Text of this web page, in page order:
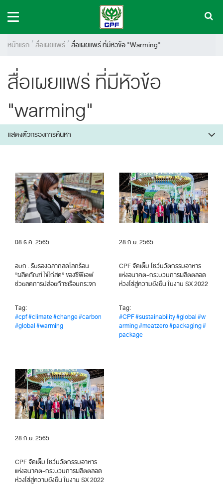
หน้าแรก สื่อเผยแพร่ สื่อเผยแพร่ ที่มีหัวข้อ "warming"
สื่อเผยแพร่ ที่มีหัวข้อ
"warming"
แสดงตัวกรองการค้นหา
08 ธ.ค. 2565
อบก . รับรองฉลากลดโลกร้อน
”ผลิตภัณฑ์ไข่ไก่สด” ของซีพีเอฟ
ช่วยลดการปล่อยก๊าซเรือนกระจก
Tag:
#cpf#climate#change#carbon
#global#warming
28 ก.ย. 2565
CPF จัดเต็ม โชว์นวัตกรรมอาหาร
แห่งอนาคต-กระบวนการผลิตตลอด
ห่วงโซ่สู่ความยั่งยืน ในงาน SX 2022
Tag:
#CPF#sustainability#global#w
arming#meatzero#packaging#
package
28 ก.ย. 2565
CPF จัดเต็ม โชว์นวัตกรรมอาหาร
แห่งอนาคต-กระบวนการผลิตตลอด
ห่วงโซ่สู่ความยั่งยืน ในงาน SX 2022